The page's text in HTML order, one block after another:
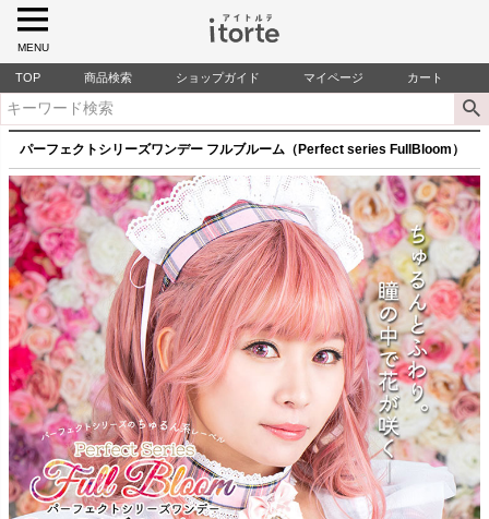
MENU
TOP 商品検索 ショップガイド マイページ カート
パーフェクトシリーズワンデー フルブルーム（Perfect series FullBloom）